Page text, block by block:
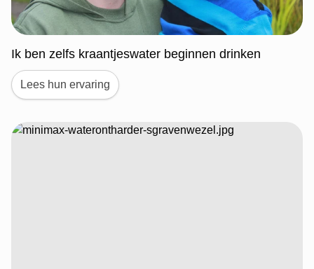
Ik ben zelfs kraantjeswater beginnen drinken
Lees hun ervaring